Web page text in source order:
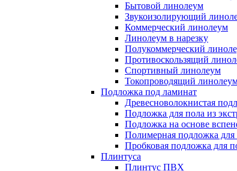
Бытовой линолеум
Звукоизолирующий
Коммерческий линолеум
Линолеум в нарезку
Полукоммерческий
Противоскользящий
Спортивный линолеум
Токопроводящий
Подложка под ламинат
Древесноволокнистая
Подложка для пола из
Подложка на основе
Полимерная подложка для
Пробковая подложка для
Плинтуса
Плинтус ПВХ